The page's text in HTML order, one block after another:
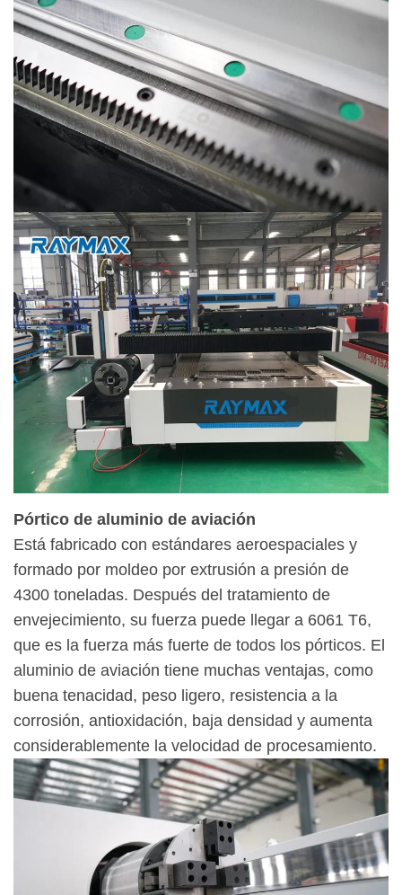
Pórtico de aluminio de aviación
Está fabricado con estándares aeroespaciales y
formado por moldeo por extrusión a presión de
4300 toneladas. Después del tratamiento de
envejecimiento, su fuerza puede llegar a 6061 T6,
que es la fuerza más fuerte de todos los pórticos. El
aluminio de aviación tiene muchas ventajas, como
buena tenacidad, peso ligero, resistencia a la
corrosión, antioxidación, baja densidad y aumenta
considerablemente la velocidad de procesamiento.